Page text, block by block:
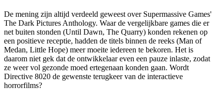
De mening zijn altijd verdeeld geweest over Supermassive Games'
The Dark Pictures Anthology. Waar de vergelijkbare games die er
net buiten stonden (Until Dawn, The Quarry) konden rekenen op
een positieve receptie, hadden de titels binnen de reeks (Man of
Medan, Little Hope) meer moeite iedereen te bekoren. Het is
daarom niet gek dat de ontwikkelaar even een pauze inlaste, zodat
ze weer vol gezonde moed ertegenaan konden gaan. Wordt
Directive 8020 de gewenste terugkeer van de interactieve
horrorfilms?